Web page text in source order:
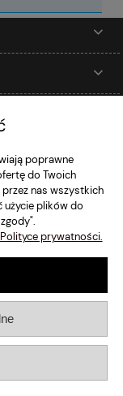
poprawne
do Twoich
nas wszystkich
plików do
prywatności.